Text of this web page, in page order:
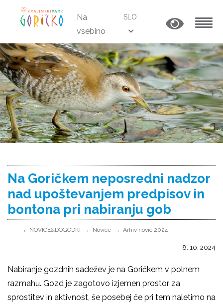
Na
vsebino
SLO
Na Goričkem neposredni nadzor
nad upoštevanjem predpisov in
bontona pri nabiranju gob
NOVICE&DOGODKI Novice Arhiv novic 2024
8. 10. 2024
Nabiranje gozdnih sadežev je na Goričkem v polnem
razmahu. Gozd je zagotovo izjemen prostor za
sprostitev in aktivnost, še posebej če pri tem naletimo na